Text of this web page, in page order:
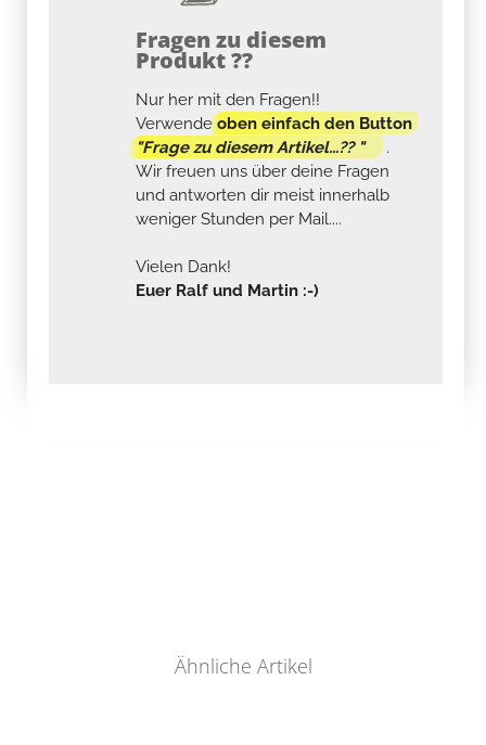
Fragen zu diesem
Produkt ??
Nur her mit den Fragen!!
Verwendeoben einfach den Button
"Frage zu diesem Artikel...?? "
.
Wir freuen uns über deine Fragen
und antworten dir meist innerhalb
weniger Stunden per Mail....
Vielen Dank!
Euer Ralf und Martin :-)
Ähnliche Artikel